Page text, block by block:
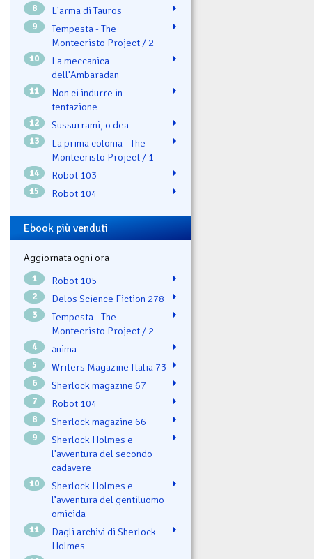
8 L'arma di Tauros
9
Tempesta - The
Montecristo Project / 2
10
La meccanica
dell'Ambaradan
11
Non ci indurre in
tentazione
12 Sussurrami, o dea
13
La prima colonia - The
Montecristo Project / 1
14 Robot 103
15 Robot 104
Ebook più venduti
Aggiornata ogni ora
1 Robot 105
2 Delos Science Fiction 278
3
Tempesta - The
Montecristo Project / 2
4 ənima
5 Writers Magazine Italia 73
6 Sherlock magazine 67
7 Robot 104
8 Sherlock magazine 66
9
Sherlock Holmes e
l'avventura del secondo
cadavere
10
Sherlock Holmes e
l’avventura del gentiluomo
omicida
11
Dagli archivi di Sherlock
Holmes